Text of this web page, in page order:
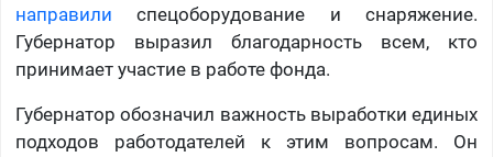
направилиспецоборудование и снаряжение.
Губернатор выразил благодарность всем, кто
принимает участие в работе фонда.
Губернатор обозначил важность выработки единых
подходов работодателей к этим вопросам. Он